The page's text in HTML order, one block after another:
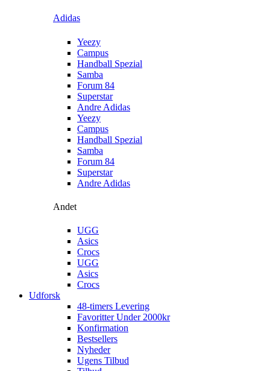
Adidas
Yeezy
Campus
Handball Spezial
Samba
Forum 84
Superstar
Andre Adidas
Yeezy
Campus
Handball Spezial
Samba
Forum 84
Superstar
Andre Adidas
Andet
UGG
Asics
Crocs
UGG
Asics
Crocs
Udforsk
48-timers Levering
Favoritter Under 2000kr
Konfirmation
Bestsellers
Nyheder
Ugens Tilbud